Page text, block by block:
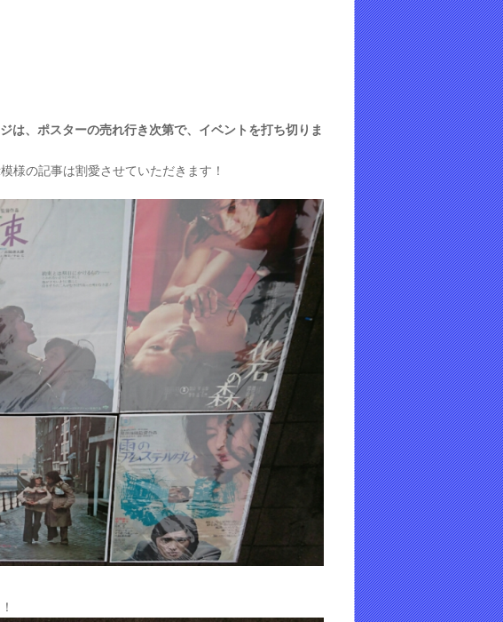
は、ポスターの売れ行き次第で、イベントを打ち切りま
様の記事は割愛させていただきます！